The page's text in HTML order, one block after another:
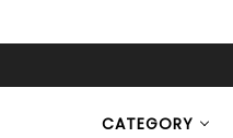
CATEGORY